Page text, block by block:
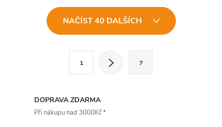
tepelnou ochranou. Kuličková
ložiska. Krytí IPX4. Průměr 315
napojení na vzduchotechnické
potrubí a odsávání vzduchu z
NAČÍST 40 DALŠÍCH
1 7
DOPRAVA ZDARMA
Při nákupu nad 3000Kč *